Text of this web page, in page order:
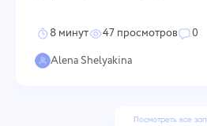
компания
8 минут 47 просмотров
0
Alena Shelyakina
Посмотреть все